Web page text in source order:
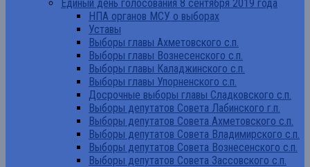
Единый день голосования 8 сентября 2019 года
НПА органов МСУ о выборах
Уставы
Выборы главы Ахметовского с.п.
Выборы главы Вознесенского с.п.
Выборы главы Каладжинского с.п.
Выборы главы Упорненского с.п.
Досрочные выборы главы Сладковского с.п.
Выборы депутатов Совета Лабинского г.п.
Выборы депутатов Совета Ахметовского с.п.
Выборы депутатов Совета Владимирского с.п.
Выборы депутатов Совета Вознесенского с.п.
Выборы депутатов Совета Зассовского с.п.